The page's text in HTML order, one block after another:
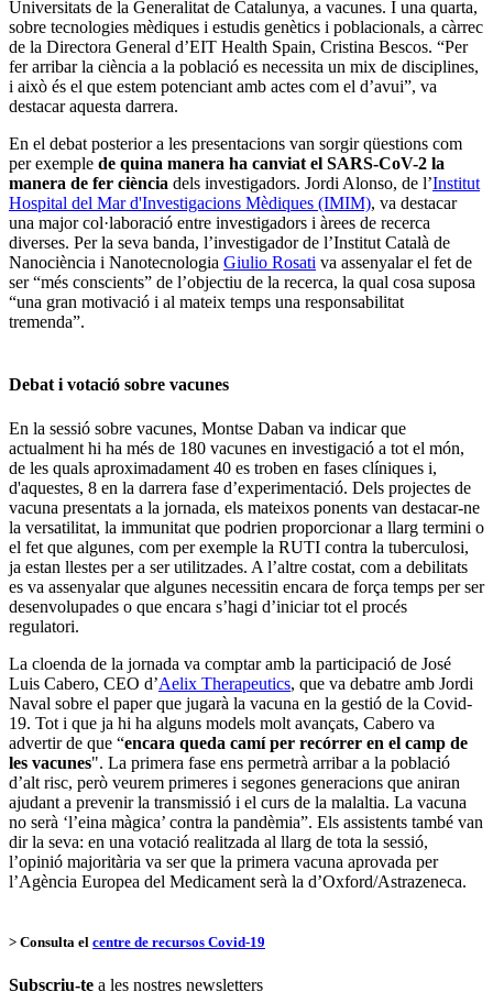
Universitats de la Generalitat de Catalunya, a vacunes. I una quarta,
sobre tecnologies mèdiques i estudis genètics i poblacionals, a càrrec
de la Directora General d’EIT Health Spain, Cristina Bescos. “Per
fer arribar la ciència a la població es necessita un mix de disciplines,
i això és el que estem potenciant amb actes com el d’avui”, va
destacar aquesta darrera.
En el debat posterior a les presentacions van sorgir qüestions com
per exemple de quina manera ha canviat el SARS-CoV-2 la
manera de fer ciència dels investigadors. Jordi Alonso, de l’Institut
Hospital del Mar d'Investigacions Mèdiques (IMIM), va destacar
una major col·laboració entre investigadors i àrees de recerca
diverses. Per la seva banda, l’investigador de l’Institut Català de
Nanociència i Nanotecnologia Giulio Rosati va assenyalar el fet de
ser “més conscients” de l’objectiu de la recerca, la qual cosa suposa
“una gran motivació i al mateix temps una responsabilitat
tremenda”.
Debat i votació sobre vacunes
En la sessió sobre vacunes, Montse Daban va indicar que
actualment hi ha més de 180 vacunes en investigació a tot el món,
de les quals aproximadament 40 es troben en fases clíniques i,
d'aquestes, 8 en la darrera fase d’experimentació. Dels projectes de
vacuna presentats a la jornada, els mateixos ponents van destacar-ne
la versatilitat, la immunitat que podrien proporcionar a llarg termini o
el fet que algunes, com per exemple la RUTI contra la tuberculosi,
ja estan llestes per a ser utilitzades. A l’altre costat, com a debilitats
es va assenyalar que algunes necessitin encara de força temps per ser
desenvolupades o que encara s’hagi d’iniciar tot el procés
regulatori.
La cloenda de la jornada va comptar amb la participació de José
Luis Cabero, CEO d’Aelix Therapeutics, que va debatre amb Jordi
Naval sobre el paper que jugarà la vacuna en la gestió de la Covid-
19. Tot i que ja hi ha alguns models molt avançats, Cabero va
advertir de que “encara queda camí per recórrer en el camp de
les vacunes". La primera fase ens permetrà arribar a la població
d’alt risc, però veurem primeres i segones generacions que aniran
ajudant a prevenir la transmissió i el curs de la malaltia. La vacuna
no serà ‘l’eina màgica’ contra la pandèmia”. Els assistents també van
dir la seva: en una votació realitzada al llarg de tota la sessió,
l’opinió majoritària va ser que la primera vacuna aprovada per
l’Agència Europea del Medicament serà la d’Oxford/Astrazeneca.
> Consulta el centre de recursos Covid-19
Subscriu-te a les nostres newsletters